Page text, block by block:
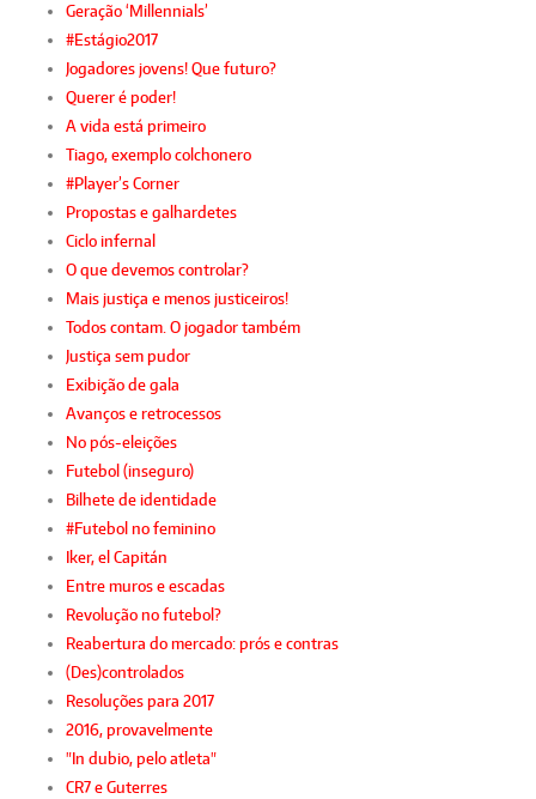
Geração ‘Millennials’
#Estágio2017
Jogadores jovens! Que futuro?
Querer é poder!
A vida está primeiro
Tiago, exemplo colchonero
#Player’s Corner
Propostas e galhardetes
Ciclo infernal
O que devemos controlar?
Mais justiça e menos justiceiros!
Todos contam. O jogador também
Justiça sem pudor
Exibição de gala
Avanços e retrocessos
No pós-eleições
Futebol (inseguro)
Bilhete de identidade
#Futebol no feminino
Iker, el Capitán
Entre muros e escadas
Revolução no futebol?
Reabertura do mercado: prós e contras
(Des)controlados
Resoluções para 2017
2016, provavelmente
"In dubio, pelo atleta"
CR7 e Guterres